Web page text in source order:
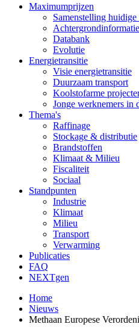
Maximumprijzen
Samenstelling
Achtergrondinformatie
Databank
Evolutie
Energietransitie
Visie energietransitie
Duurzaam transport
Koolstofarme
Jonge werknemers in
Thema's
Raffinage
Stockage & distributie
Brandstoffen
Klimaat & Milieu
Fiscaliteit
Sociaal
Standpunten
Industrie
Klimaat
Milieu
Transport
Verwarming
Publicaties
FAQ
NEXTgen
Home
Nieuws
Methaan Europese